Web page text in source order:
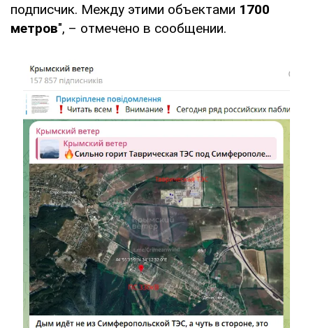
подписчик. Между этими объектами 1700
метров", – отмечено в сообщении.